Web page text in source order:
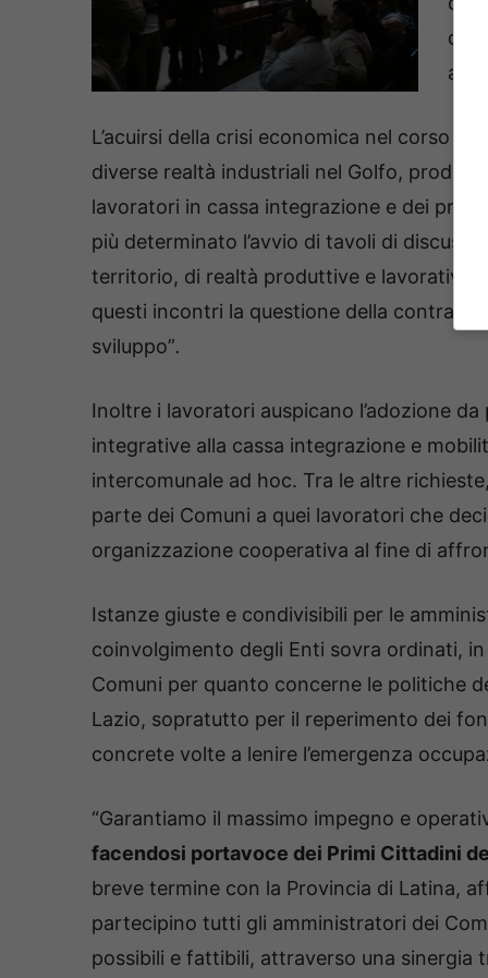
L’acuirsi della crisi economica nel corso
diverse realtà industriali nel Golfo,
lavoratori in cassa integrazione e dei
più determinato l’avvio di tavoli di
territorio, di realtà produttive e lavorative
questi incontri la questione della
sviluppo”.
Inoltre i lavoratori auspicano l’adozione
integrative alla cassa integrazione e
intercomunale ad hoc. Tra le altre
parte dei Comuni a quei lavoratori che
organizzazione cooperativa al fine di
Istanze giuste e condivisibili per le
coinvolgimento degli Enti sovra ordinati,
Comuni per quanto concerne le politiche
Lazio, sopratutto per il reperimento dei
concrete volte a lenire l’emergenza
“Garantiamo il massimo impegno e
facendosi portavoce dei Primi Cittadini
breve termine con la Provincia di Latina,
partecipino tutti gli amministratori dei
possibili e fattibili, attraverso una sinergia